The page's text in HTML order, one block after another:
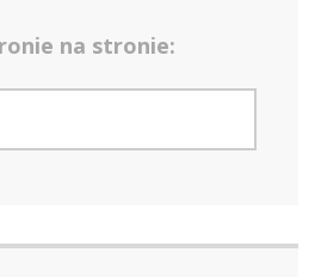
na stronie: